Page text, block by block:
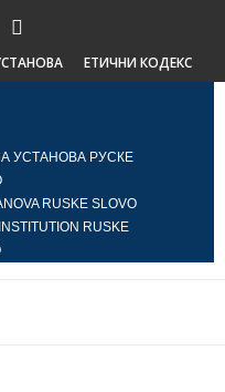
ЕТИЧНИ КОДЕКС
УСТАНОВА РУСКЕ
RUSKE SLOVO
RUSKE